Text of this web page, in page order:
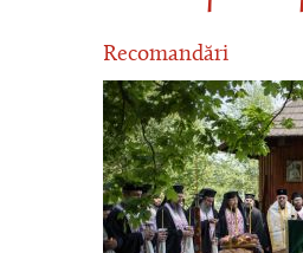
Recomandări